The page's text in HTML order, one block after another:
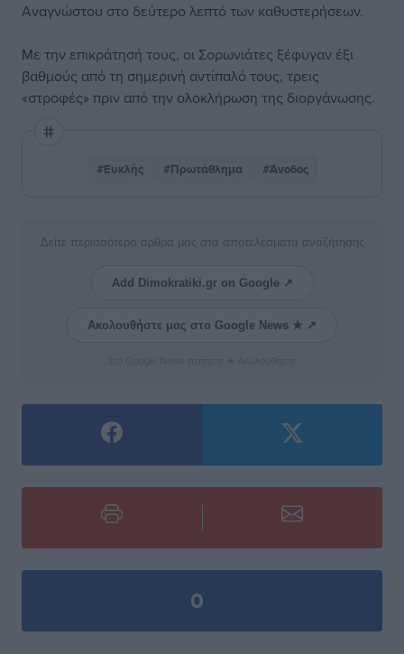
Αναγνώστου στο δεύτερο λεπτό των καθυστερήσεων.
Με την επικράτησή τους, οι Σορωνιάτες ξέφυγαν έξι
βαθμούς από τη σημερινή αντίπαλό τους, τρεις
«στροφές» πριν από την ολοκλήρωση της διοργάνωσης.
#Ευκλής #Πρωτάθλημα #Άνοδος
Δείτε περισσότερα άρθρα μας στα αποτελέσματα αναζήτησης
Add Dimokratiki.gr on Google ↗
Ακολουθήστε μας στο Google News ★ ↗
0